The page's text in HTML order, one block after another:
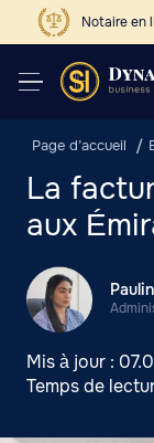
Notaire en
Page d’accueil
La
aux
Mis à jour :
Temps de